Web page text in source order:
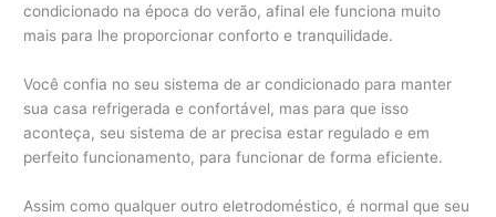
condicionado na época do verão, afinal ele funciona muito
mais para lhe proporcionar conforto e tranquilidade.
Você confia no seu sistema de ar condicionado para manter
sua casa refrigerada e confortável, mas para que isso
aconteça, seu sistema de ar precisa estar regulado e em
perfeito funcionamento, para funcionar de forma eficiente.
Assim como qualquer outro eletrodoméstico, é normal que seu